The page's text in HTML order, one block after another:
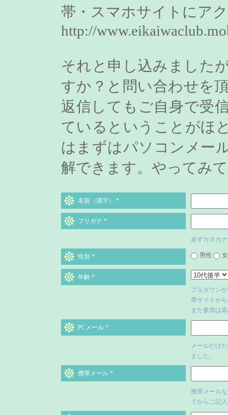
帯・スマホサイトにア
http://
それと申し込みました
すか？と問い合わせを
返信してもご自身で受
ているということがほ
はまずはパソコンメー
解できます。やってみ
名前（漢字） *
フリガナ *
必ずカタカ
性別 * 男性
年齢 *
プルダウン
帯サイトか
また参加は
PCメール *
メールだけ
ました。
携帯メール *
携帯メール
てからご記